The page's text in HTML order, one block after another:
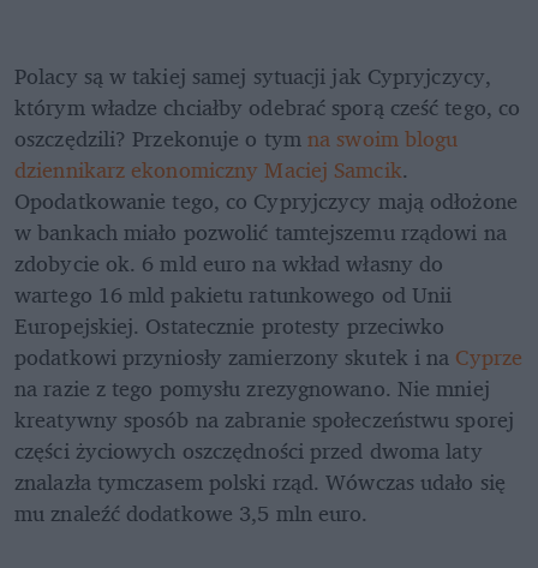
Polacy są w takiej samej sytuacji jak Cypryjczycy,
którym władze chciałby odebrać sporą cześć tego, co
oszczędzili? Przekonuje o tym na swoim blogu
dziennikarz ekonomiczny Maciej Samcik.
Opodatkowanie tego, co Cypryjczycy mają odłożone
w bankach miało pozwolić tamtejszemu rządowi na
zdobycie ok. 6 mld euro na wkład własny do
wartego 16 mld pakietu ratunkowego od Unii
Europejskiej. Ostatecznie protesty przeciwko
podatkowi przyniosły zamierzony skutek i na Cyprze
na razie z tego pomysłu zrezygnowano. Nie mniej
kreatywny sposób na zabranie społeczeństwu sporej
części życiowych oszczędności przed dwoma laty
znalazła tymczasem polski rząd. Wówczas udało się
mu znaleźć dodatkowe 3,5 mln euro.